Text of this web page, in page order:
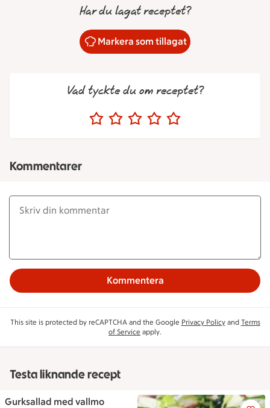
Har du lagat receptet?
Markera som tillagat
Vad tyckte du om receptet?
Kommentarer
Kommentera
This site is protected by reCAPTCHA and the Google Privacy Policyand Terms
of Service apply.
Testa liknande recept
Gurksallad med vallmo Gurksallad med vallmo